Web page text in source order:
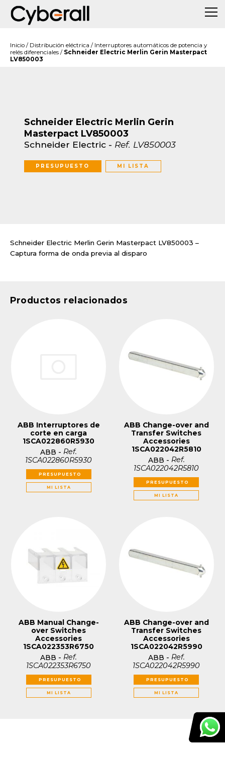
Inicio / Distribución eléctrica / Interruptores automáticos de potencia y
relés diferenciales / Schneider Electric Merlin Gerin Masterpact
LV850003
Schneider Electric Merlin Gerin
Masterpact LV850003
Schneider Electric - Ref. LV850003
PRESUPUESTO MI LISTA
Schneider Electric Merlin Gerin Masterpact LV850003 –
Captura forma de onda previa al disparo
Productos relacionados
ABB Interruptores de
corte en carga
1SCA022860R5930
ABB - Ref.
1SCA022860R5930
PRESUPUESTO
MI LISTA
ABB Change-over and
Transfer Switches
Accessories
1SCA022042R5810
ABB - Ref.
1SCA022042R5810
PRESUPUESTO
MI LISTA
ABB Manual Change-
over Switches
Accessories
1SCA022353R6750
ABB - Ref.
1SCA022353R6750
PRESUPUESTO
MI LISTA
ABB Change-over and
Transfer Switches
Accessories
1SCA022042R5990
ABB - Ref.
1SCA022042R5990
PRESUPUESTO
MI LISTA